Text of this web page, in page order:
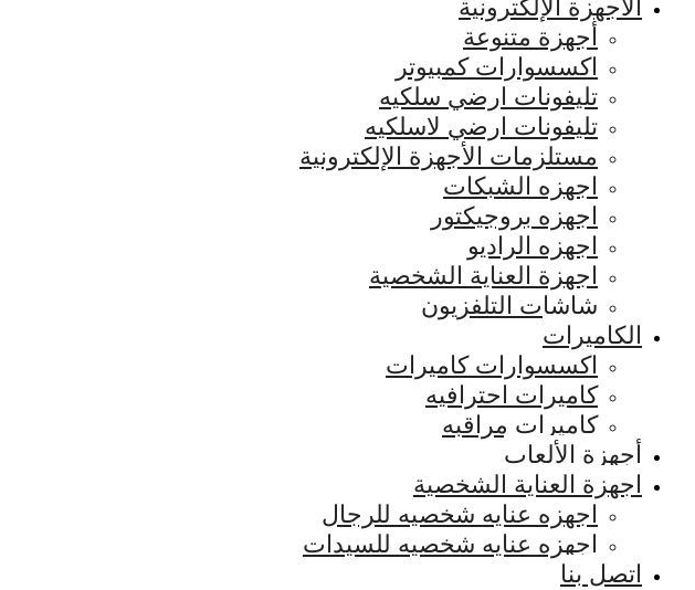
الأجهزة الإلكترونية
أجهزة متنوعة
اكسسوارات كمبيوتر
تليفونات ارضي سلكيه
تليفونات ارضي لاسلكيه
مستلزمات الأجهزة الإلكترونية
اجهزه الشبكات
اجهزه بروجيكتور
اجهزه الراديو
اجهزة العناية الشخصية
شاشات التلفزيون
الكاميرات
اكسسوارات كاميرات
كاميرات احترافيه
كاميرات مراقبه
أجهزة الألعاب
اجهزة العناية الشخصية
اجهزه عنايه شخصيه للرجال
اجهزه عنايه شخصيه للسيدات
اتصل بنا